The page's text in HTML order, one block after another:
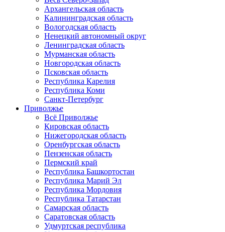
Архангельская область
Калининградская область
Вологодская область
Ненецкий автономный округ
Ленинградская область
Мурманская область
Новгородская область
Псковская область
Республика Карелия
Республика Коми
Санкт-Петербург
Приволжье
Всё Приволжье
Кировская область
Нижегородская область
Оренбургская область
Пензенская область
Пермский край
Республика Башкортостан
Республика Марий Эл
Республика Мордовия
Республика Татарстан
Самарская область
Саратовская область
Удмуртская республика